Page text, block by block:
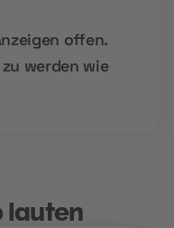
offen.
werden wie
lauten